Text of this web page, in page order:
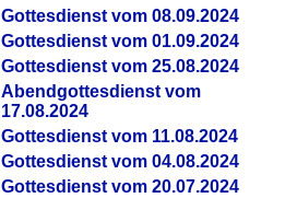
Gottesdienst vom 08.09.2024
Gottesdienst vom 01.09.2024
Gottesdienst vom 25.08.2024
Abendgottesdienst vom
17.08.2024
Gottesdienst vom 11.08.2024
Gottesdienst vom 04.08.2024
Gottesdienst vom 20.07.2024